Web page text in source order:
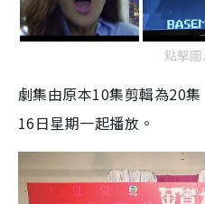
點擊
劇集由原本10集剪輯為20集
16日星期一起播放。